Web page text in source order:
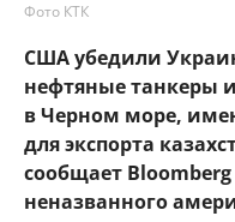
Фото КТК
США убедили
нефтяные танкеры
в Черном море,
для экспорта
сообщает
неназванного